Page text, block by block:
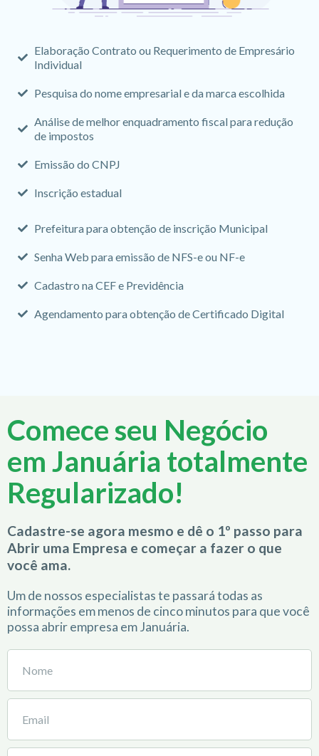
Elaboração Contrato ou Requerimento de Empresário
Individual
Pesquisa do nome empresarial e da marca escolhida
Análise de melhor enquadramento fiscal para redução
de impostos
Emissão do CNPJ
Inscrição estadual
Prefeitura para obtenção de inscrição Municipal
Senha Web para emissão de NFS-e ou NF-e
Cadastro na CEF e Previdência
Agendamento para obtenção de Certificado Digital
Comece seu Negócio
em Januária totalmente
Regularizado!
Cadastre-se agora mesmo e dê o 1º passo para
Abrir uma Empresa e começar a fazer o que
você ama.
Um de nossos especialistas te passará todas as
informações em menos de cinco minutos para que você
possa abrir empresa em Januária.